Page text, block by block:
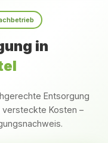
in
Entsorgung
versteckte Kosten –